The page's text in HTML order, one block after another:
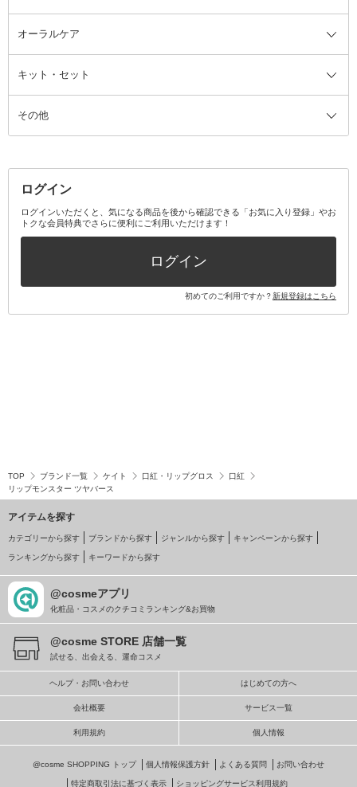
カミソリ
ファンデーション・パウダーケー
ス
ミラー・鏡
ヘッドマッサージブラシ
ルームフレグランス・ディフュー
ザー
アロマキャンドル
消臭剤・芳香剤
ボディケア美容家電
その他美容家電
ウェア全て
レッグウェア
オーラルケア
オーラルケア全て
歯ブラシ
その他オーラルケア
キット・セット
キット・セット全て
ボディケアキット
その他キット・セット
その他
ログイン
ログインいただくと、気になる商品を後から確認できる「お気に入り登録」やお
トクな会員特典でさらに便利にご利用いただけます！
ログイン
初めてのご利用ですか？新規登録はこちら
TOP ブランド一覧 ケイト 口紅・リップグロス
口紅
リップモンスター ツヤバース
アイテムを探す
カテゴリーから探す ブランドから探す ジャンルから探す キャンペーンから探す
ランキングから探す キーワードから探す
@cosmeアプリ
化粧品・コスメのクチコミランキング&お買物
@cosme STORE 店舗一覧
試せる、出会える、運命コスメ
ヘルプ・お問い合わせ はじめての方へ
会社概要 サービス一覧
利用規約 個人情報
@cosme SHOPPING トップ 個人情報保護方針 よくある質問 お問い合わせ
特定商取引法に基づく表示 ショッピングサービス利用規約